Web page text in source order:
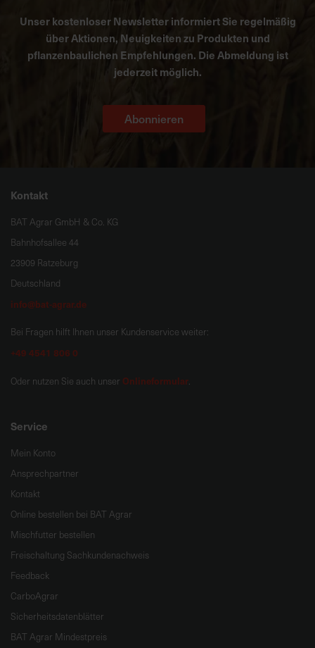
Unser kostenloser Newsletter informiert Sie regelmäßig
über Aktionen, Neuigkeiten zu Produkten und
pflanzenbaulichen Empfehlungen. Die Abmeldung ist
jederzeit möglich.
Abonnieren
Kontakt
BAT Agrar GmbH & Co. KG
Bahnhofsallee 44
23909 Ratzeburg
Deutschland
info@bat-agrar.de
Bei Fragen hilft Ihnen unser Kundenservice weiter:
+49 4541 806 0
Oder nutzen Sie auch unser Onlineformular.
Service
Mein Konto
Ansprechpartner
Kontakt
Online bestellen bei BAT Agrar
Mischfutter bestellen
Freischaltung Sachkundenachweis
Feedback
CarboAgrar
Sicherheitsdatenblätter
BAT Agrar Mindestpreis